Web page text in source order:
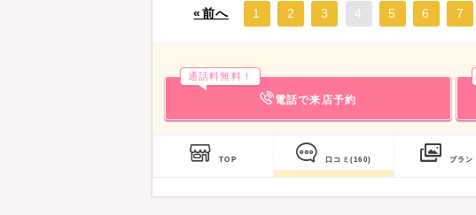
«前へ 1 2 3 4 5 6 7
電話で来店予約
通話料無料！
TOP 口コミ (160) プラン